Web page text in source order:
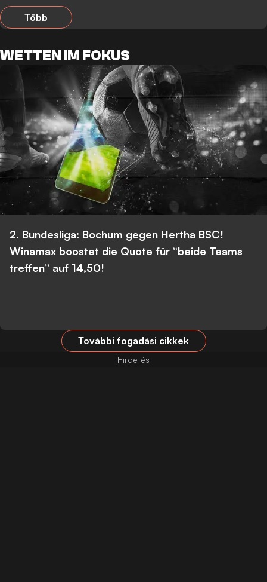
Több
WETTEN IM FOKUS
2. Bundesliga: Bochum gegen Hertha BSC!
Winamax boostet die Quote für “beide Teams
treffen” auf 14,50!
További fogadási cikkek